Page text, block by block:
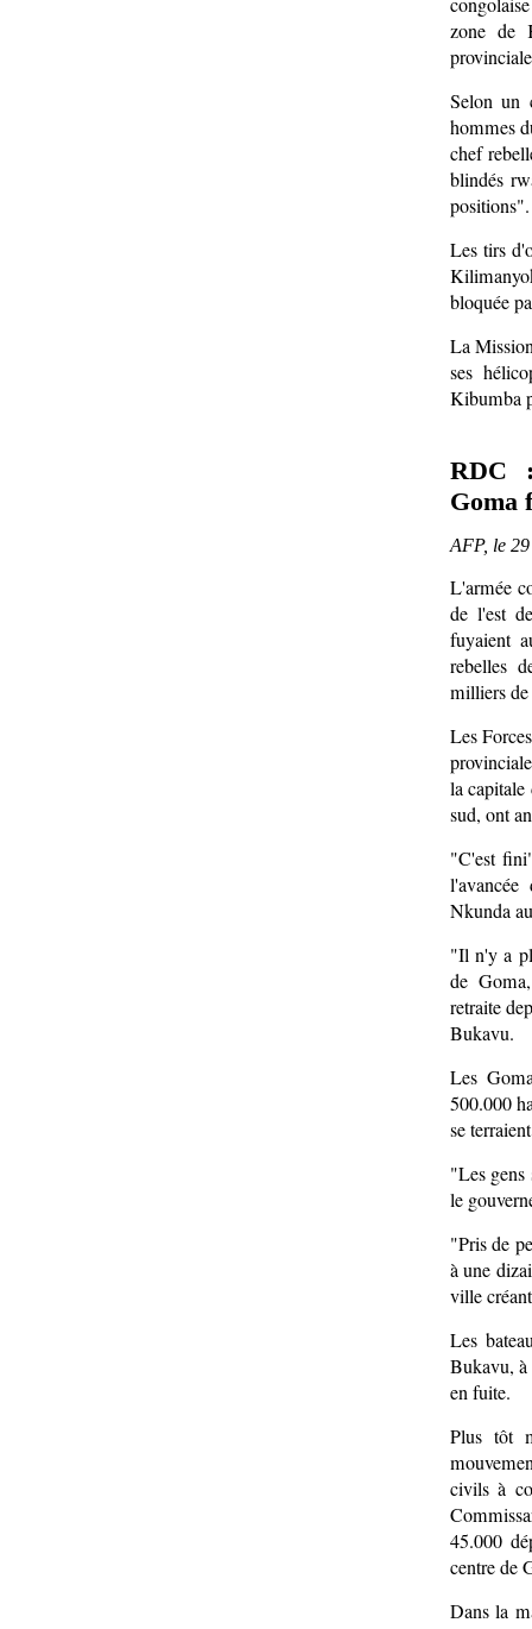
zone de
Selon un
hommes
chef
blindés
positions".
Les tirs
bloquée
La
ses
Kibumba
RDC
Goma
AFP, le
L'armée
de l'est
fuyaient
rebelles
milliers de
Les
la
sud, ont
"C'est
Nkunda
"Il n'y a
de
retraite
Bukavu.
Les
500.000
se
"Les
le
"Pris de
à une
ville
Les
Bukavu, à
en fuite.
Plus tôt
civils à
45.000
centre de
Dans la